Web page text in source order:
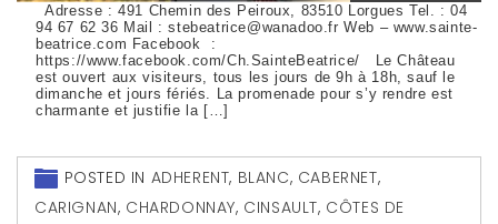
Adresse : 491 Chemin des Peiroux, 83510 Lorgues Tel. : 04
94 67 62 36 Mail : stebeatrice@wanadoo.fr Web – www.sainte-
beatrice.com Facebook :
https://www.facebook.com/Ch.SainteBeatrice/ Le Château
est ouvert aux visiteurs, tous les jours de 9h à 18h, sauf le
dimanche et jours fériés. La promenade pour s’y rendre est
charmante et justifie la […]
POSTED IN ADHERENT, BLANC, CABERNET,
CARIGNAN, CHARDONNAY, CINSAULT, CÔTES DE